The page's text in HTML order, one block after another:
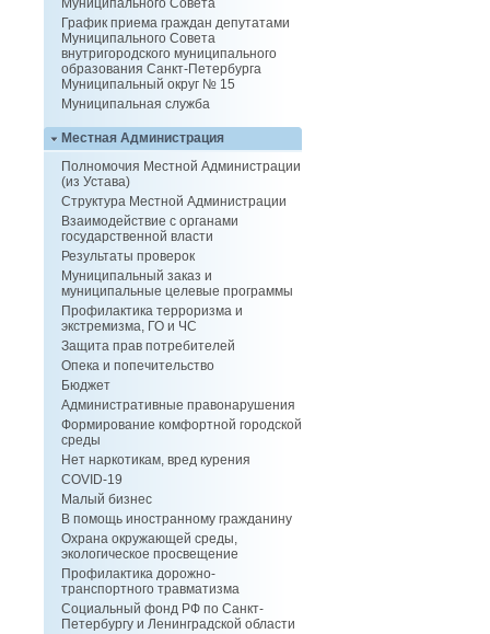
Муниципального Совета
График приема граждан депутатами
Муниципального Совета
внутригородского муниципального
образования Санкт-Петербурга
Муниципальный округ № 15
Муниципальная служба
Местная Администрация
Полномочия Местной Администрации
(из Устава)
Структура Местной Администрации
Взаимодействие с органами
государственной власти
Результаты проверок
Муниципальный заказ и
муниципальные целевые программы
Профилактика терроризма и
экстремизма, ГО и ЧС
Защита прав потребителей
Опека и попечительство
Бюджет
Административные правонарушения
Формирование комфортной городской
среды
Нет наркотикам, вред курения
COVID-19
Малый бизнес
В помощь иностранному гражданину
Охрана окружающей среды,
экологическое просвещение
Профилактика дорожно-
транспортного травматизма
Социальный фонд РФ по Санкт-
Петербургу и Ленинградской области